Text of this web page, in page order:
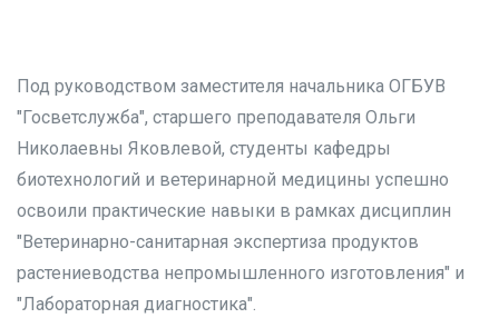
Под руководством заместителя начальника ОГБУВ
"Госветслужба", старшего преподавателя Ольги
Николаевны Яковлевой, студенты кафедры
биотехнологий и ветеринарной медицины успешно
освоили практические навыки в рамках дисциплин
"Ветеринарно-санитарная экспертиза продуктов
растениеводства непромышленного изготовления" и
"Лабораторная диагностика".